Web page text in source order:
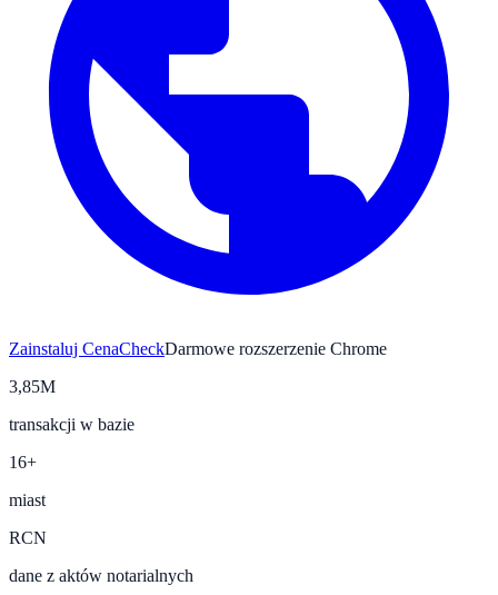
Zainstaluj CenaCheckDarmowe rozszerzenie Chrome
3,85M
transakcji w bazie
16+
miast
RCN
dane z aktów notarialnych